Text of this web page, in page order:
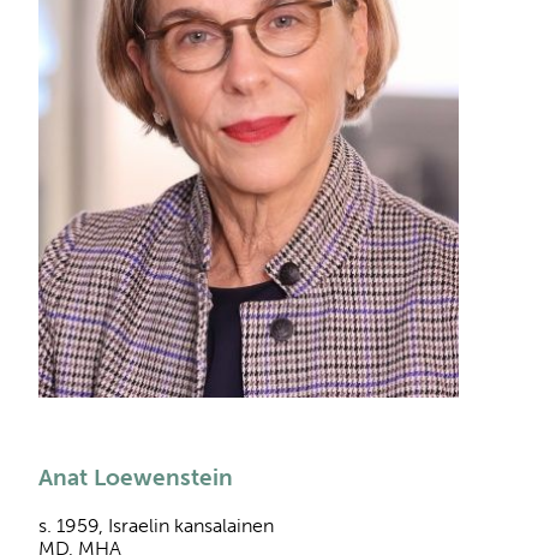
Anat Loewenstein
s. 1959, Israelin kansalainen
MD, MHA